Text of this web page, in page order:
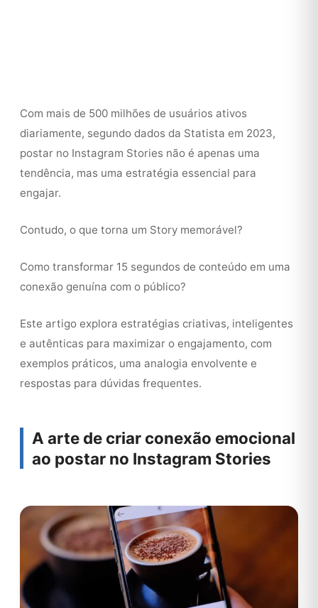
Com mais de 500 milhões de usuários ativos
diariamente, segundo dados da Statista em 2023,
postar no Instagram Stories não é apenas uma
tendência, mas uma estratégia essencial para
engajar.
Contudo, o que torna um Story memorável?
Como transformar 15 segundos de conteúdo em uma
conexão genuína com o público?
Este artigo explora estratégias criativas, inteligentes
e autênticas para maximizar o engajamento, com
exemplos práticos, uma analogia envolvente e
respostas para dúvidas frequentes.
A arte de criar conexão emocional
ao postar no Instagram Stories